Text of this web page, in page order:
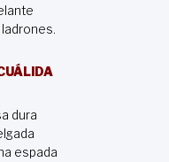
dura
espada